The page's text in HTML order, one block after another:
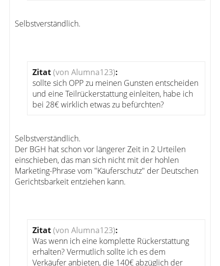
Selbstverständlich.
Zitat(von Alumna123):
sollte sich OPP zu meinen Gunsten entscheiden
und eine Teilrückerstattung einleiten, habe ich
bei 28€ wirklich etwas zu befürchten?
Selbstverständlich.
Der BGH hat schon vor längerer Zeit in 2 Urteilen
einschieben, das man sich nicht mit der hohlen
Marketing-Phrase vom "Käuferschutz" der Deutschen
Gerichtsbarkeit entziehen kann.
Zitat(von Alumna123):
Was wenn ich eine komplette Rückerstattung
erhalten? Vermutlich sollte ich es dem
Verkäufer anbieten, die 140€ abzüglich der